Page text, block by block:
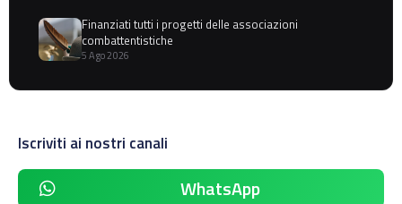
Finanziati tutti i progetti delle associazioni
combattentistiche
5 Ago 2026
Iscriviti ai nostri canali
WhatsApp